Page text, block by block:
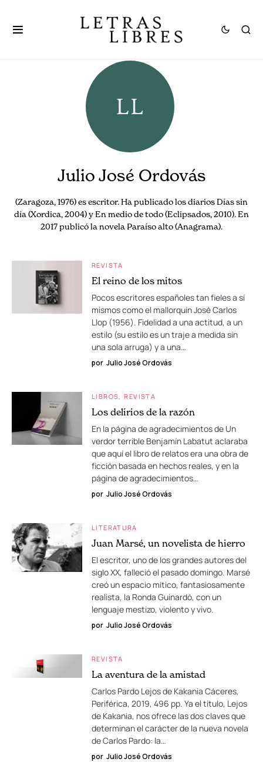
Julio José Ordovás
(Zaragoza, 1976) es escritor. Ha publicado los diarios Días sin
día (Xordica, 2004) y En medio de todo (Eclipsados, 2010). En
2017 publicó la novela Paraíso alto (Anagrama).
REVISTA
El reino de los mitos
Pocos escritores españoles tan fieles a sí
mismos como el mallorquín José Carlos
Llop (1956). Fidelidad a una actitud, a un
estilo (su estilo es un traje a medida sin
una sola arruga) y a una…
por Julio José Ordovás
LIBROS REVISTA
Los delirios de la razón
En la página de agradecimientos de Un
verdor terrible Benjamín Labatut aclaraba
que aquí el libro de relatos era una obra de
ficción basada en hechos reales, y en la
página de agradecimientos…
por Julio José Ordovás
LITERATURA
Juan Marsé, un novelista de hierro
El escritor, uno de los grandes autores del
siglo XX, falleció el pasado domingo. Marsé
creó un espacio mítico, fantasiosamente
realista, la Ronda Guinardó, con un
lenguaje mestizo, violento y vivo.
por Julio José Ordovás
REVISTA
La aventura de la amistad
Carlos Pardo Lejos de Kakania Cáceres,
Periférica, 2019, 496 pp. Ya el título, Lejos
de Kakania, nos ofrece las dos claves que
determinan el carácter de la nueva novela
de Carlos Pardo: la…
por Julio José Ordovás